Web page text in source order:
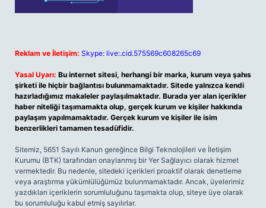
Reklam ve İletişim: Skype: live:.cid.575569c608265c69
Yasal Uyarı: Bu internet sitesi, herhangi bir marka, kurum veya şahıs
şirketi ile hiçbir bağlantısı bulunmamaktadır. Sitede yalnızca kendi
hazırladığımız makaleler paylaşılmaktadır. Burada yer alan içerikler
haber niteliği taşımamakta olup, gerçek kurum ve kişiler hakkında
paylaşım yapılmamaktadır. Gerçek kurum ve kişiler ile isim
benzerlikleri tamamen tesadüfidir.
Sitemiz, 5651 Sayılı Kanun gereğince Bilgi Teknolojileri ve İletişim
Kurumu (BTK) tarafından onaylanmış bir Yer Sağlayıcı olarak hizmet
vermektedir. Bu nedenle, sitedeki içerikleri proaktif olarak denetleme
veya araştırma yükümlülüğümüz bulunmamaktadır. Ancak, üyelerimiz
yazdıkları içeriklerin sorumluluğunu taşımakta olup, siteye üye olarak
bu sorumluluğu kabul etmiş sayılırlar.